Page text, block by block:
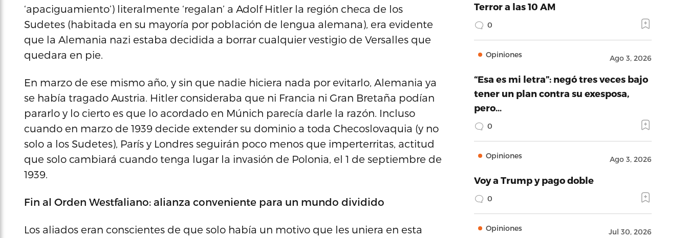
‘apaciguamiento’) literalmente ‘regalan’ a Adolf Hitler la región checa de los
Sudetes (habitada en su mayoría por población de lengua alemana), era evidente
que la Alemania nazi estaba decidida a borrar cualquier vestigio de Versalles que
quedara en pie.
En marzo de ese mismo año, y sin que nadie hiciera nada por evitarlo, Alemania ya
se había tragado Austria. Hitler consideraba que ni Francia ni Gran Bretaña podían
pararlo y lo cierto es que lo acordado en Múnich parecía darle la razón. Incluso
cuando en marzo de 1939 decide extender su dominio a toda Checoslovaquia (y no
solo a los Sudetes), París y Londres seguirán poco menos que imperterritas, actitud
que solo cambiará cuando tenga lugar la invasión de Polonia, el 1 de septiembre de
1939.
Fin al Orden Westfaliano: alianza conveniente para un mundo dividido
Los aliados eran conscientes de que solo había un motivo que les uniera en esta
Terror a las 10 AM
0
Opiniones Ago 3, 2026
“Esa es mi letra”: negó tres veces bajo
tener un plan contra su exesposa,
pero…
0
Opiniones Ago 3, 2026
Voy a Trump y pago doble
0
Opiniones Jul 30, 2026